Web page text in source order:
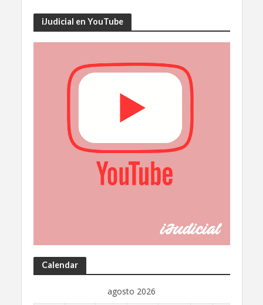
iJudicial en YouTube
Calendar
agosto 2026